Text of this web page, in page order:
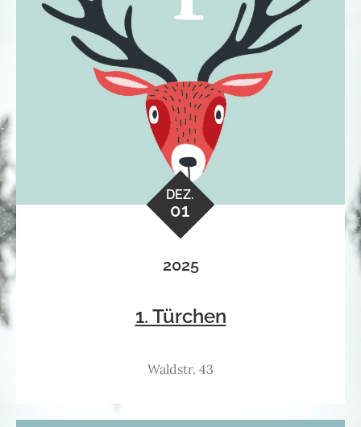
DEZ.
01
2025
1. Türchen
Waldstr. 43